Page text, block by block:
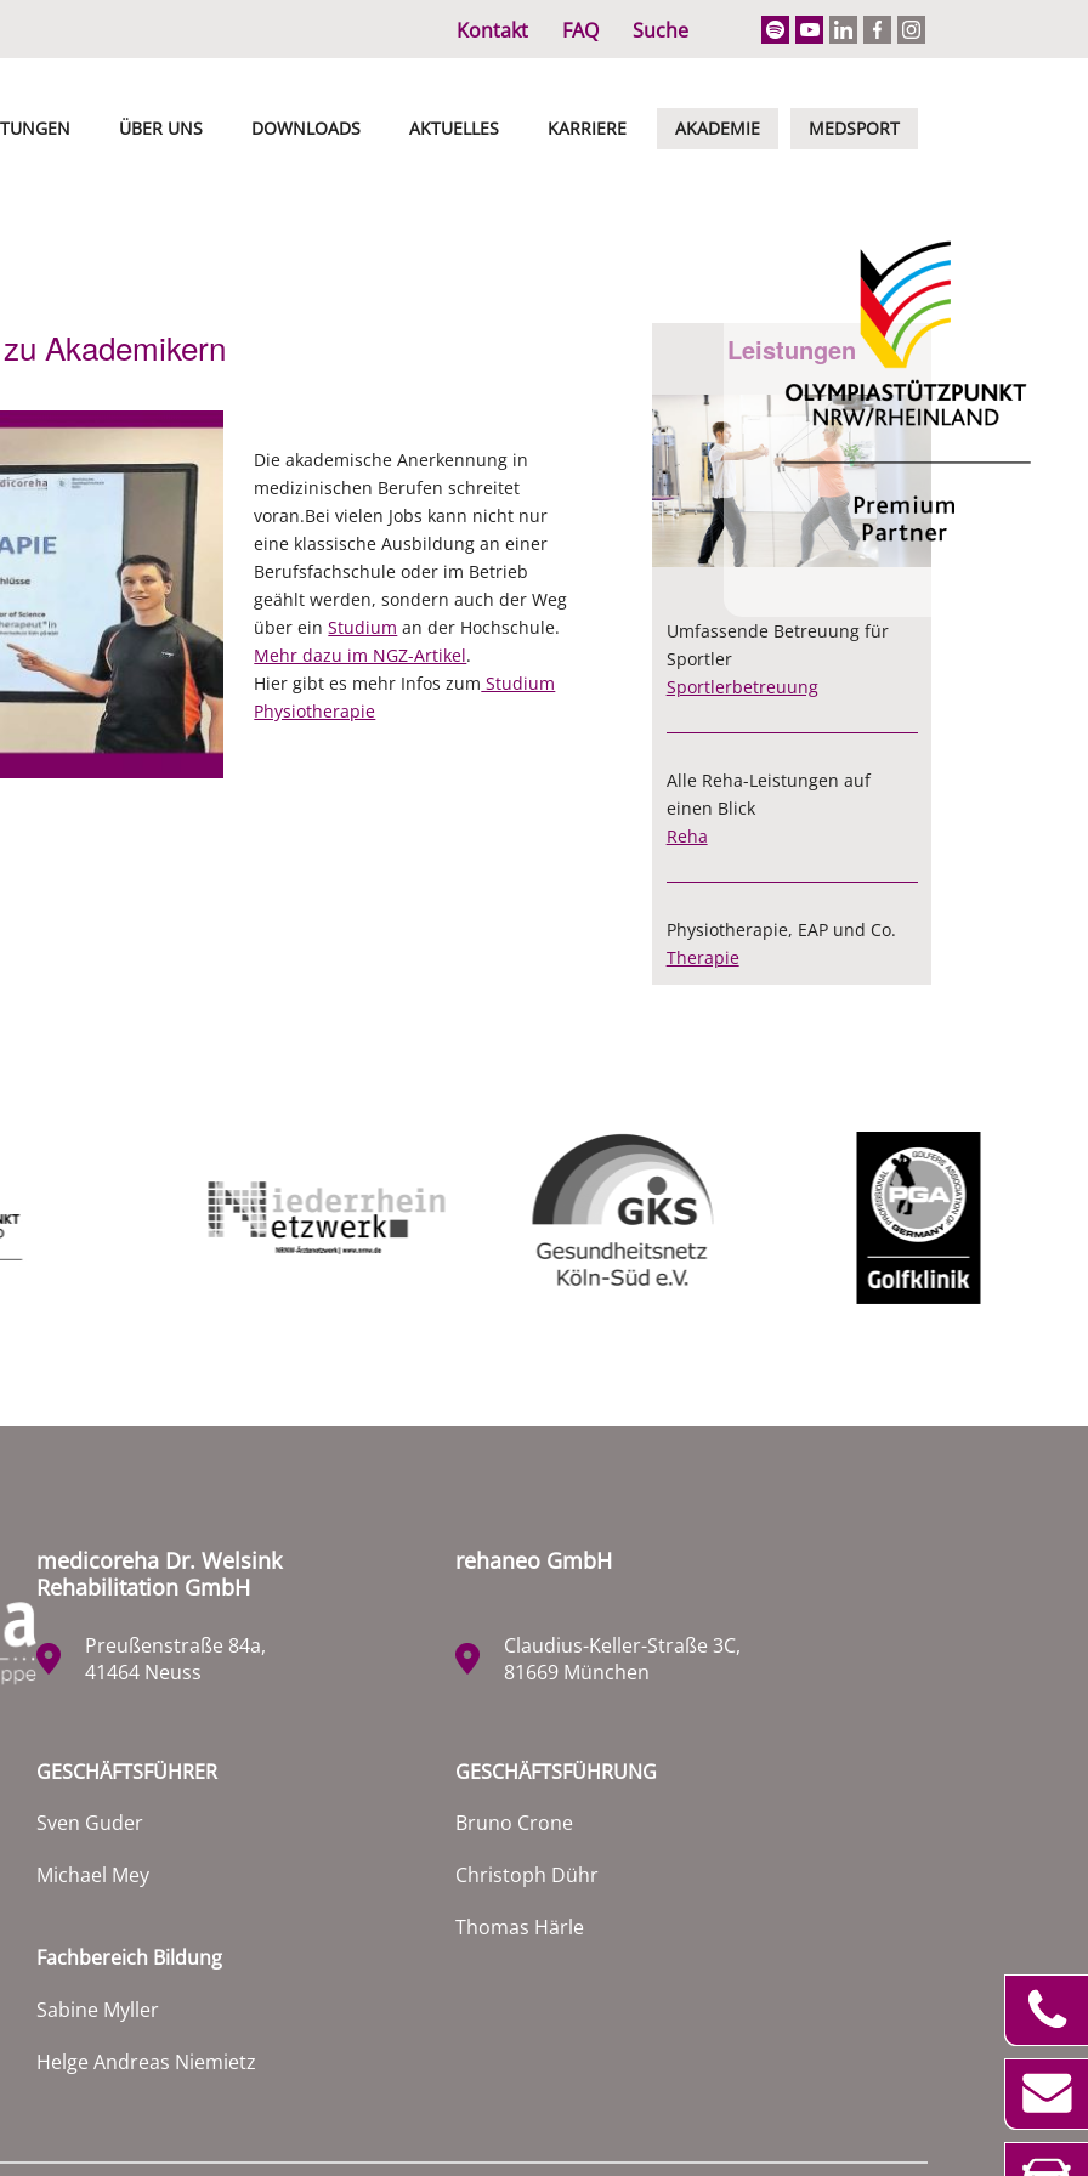
Kontakt FAQ Suche
SPORTLERBETREUUNG
Athletiktraining
Sportphysiotherapie
Leistungsdiagnostik
PRÄVENTION
Beratung & Tests
Gerätetraining (PAT)
Personal Training
ÜBER UNS
STANDORTE
Neuss
Mönchengladbach
Köln
Mülheim an der Ruhr
ÜBER MEDICOREHA
DOWNLOADS
ANTRÄGE
Für Ärzte
Rehabilitation
RV Fit
ZUM HÖREN
Entspannung
AKTUELLES
TERMINE
medicoreha Termine
PODCAST
KARRIERE AKADEMIE MEDSPORT
Akademikern
Die akademische Anerkennung in
medizinischen Berufen schreitet
voran.Bei vielen Jobs kann nicht nur
eine klassische Ausbildung an einer
Berufsfachschule oder im Betrieb
geählt werden, sondern auch der Weg
über einStudium an der Hochschule.
Mehr dazu im NGZ-Artikel.
Hier gibt es mehr Infos zum Studium
Physiotherapie
Leistungen
Umfassende Betreuung für
Sportler
Sportlerbetreuung
Alle Reha-Leistungen auf
einen Blick
Reha
Physiotherapie, EAP und Co.
Therapie
medicoreha Dr. Welsink
Rehabilitation GmbH
Preußenstraße 84a,
41464 Neuss
GESCHÄFTSFÜHRER
Sven Guder
Michael Mey
Fachbereich Bildung
Sabine Myller
Helge Andreas Niemietz
rehaneo GmbH
Claudius-Keller-Straße 3C,
81669 München
GESCHÄFTSFÜHRUNG
Bruno Crone
Christoph Dühr
Thomas Härle